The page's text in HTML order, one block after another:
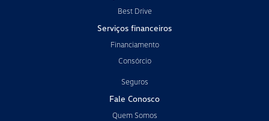
Best Drive
Serviços financeiros
Financiamento
Consórcio
Seguros
Fale Conosco
Quem Somos